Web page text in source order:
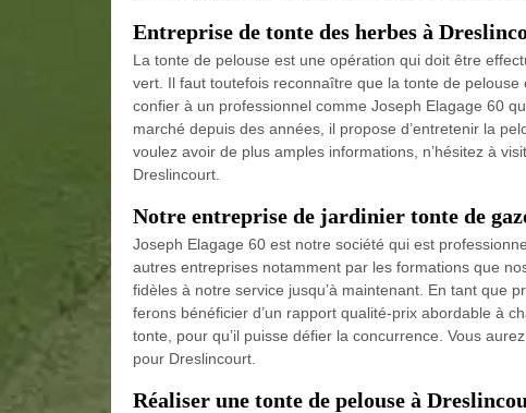
Entreprise de tonte des herbes à
La tonte de pelouse est une opération qui doit être
vert. Il faut toutefois reconnaître que la tonte de
confier à un professionnel comme Joseph Elagage 60
marché depuis des années, il propose d’entretenir la
voulez avoir de plus amples informations, n’hésitez à
Dreslincourt.
Notre entreprise de jardinier tonte de
Joseph Elagage 60 est notre société qui est
autres entreprises notamment par les formations que
fidèles à notre service jusqu’à maintenant. En tant que
ferons bénéficier d’un rapport qualité-prix abordable à
tonte, pour qu’il puisse défier la concurrence. Vous
pour Dreslincourt.
Réaliser une tonte de pelouse à